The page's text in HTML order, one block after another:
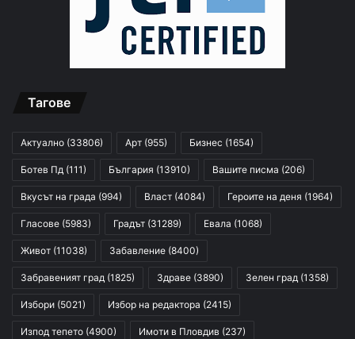
Тагове
Актуално (33806) Арт (955) Бизнес (1654)
Ботев Пд (111) България (13910) Вашите писма (206)
Вкусът на града (994) Власт (4084) Героите на деня (1964)
Гласове (5983) Градът (31289) Евала (1068)
Живот (11038) Забавление (8400)
Забравеният град (1825) Здраве (3890) Зелен град (1358)
Избори (5021) Избор на редактора (2415)
Изпод тепето (4900) Имоти в Пловдив (237)